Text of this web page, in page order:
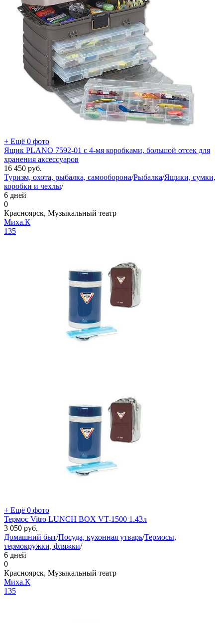
+ Ещё 0 фото
Ящик PLANO 7592-01 с 4-мя коробками, большой отсек для
хранения аксессуаров
16 450 руб.
Туризм, охота, рыбалка, самооборона/Рыбалка/Ящики, сумки,
коробки и чехлы/
6 дней
0
Красноярск, Музыкальный театр
Миха.К
135
+ Ещё 0 фото
Термос Vitro LUNCH BOX VT-1500 1.43л
3 050 руб.
Домашний быт/Посуда, кухонная утварь/Термосы,
термокружки, фляжки/
6 дней
0
Красноярск, Музыкальный театр
Миха.К
135